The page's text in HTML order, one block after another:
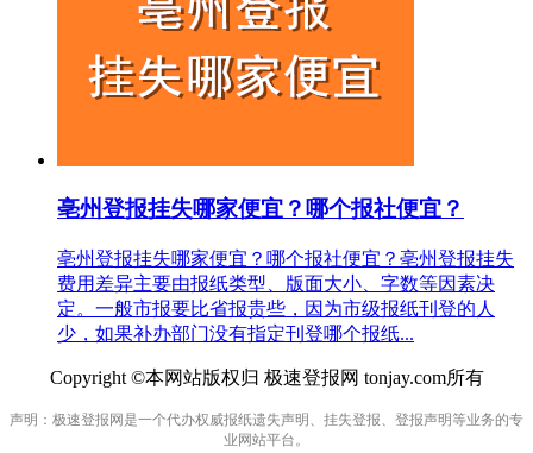
亳州登报挂失哪家便宜？哪个报社便宜？
亳州登报挂失哪家便宜？哪个报社便宜？亳州登报挂失
费用差异主要由报纸类型、版面大小、字数等因素决
定。一般市报要比省报贵些，因为市级报纸刊登的人
少，如果补办部门没有指定刊登哪个报纸...
Copyright ©本网站版权归 极速登报网 tonjay.com所有
声明：极速登报网是一个代办权威报纸遗失声明、挂失登报、登报声明等业务的专
业网站平台。